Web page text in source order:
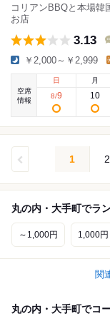
コリアンBBQと本場韓
お店
3.13
￥2,000～￥2,999
空席
情報
日
8/9
月
10
1 2
丸の内・大手町でラ
～1,000円 1,000
関
丸の内・大手町でコ